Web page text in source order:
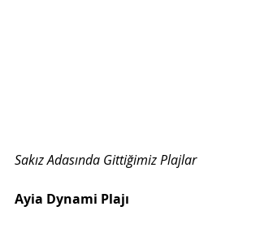
Sakız Adasında Gittiğimiz Plajlar
Ayia Dynami Plajı